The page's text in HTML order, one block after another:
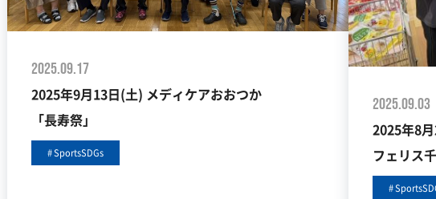
2025.09.17
2025年9月13日(土) メディケアおおつか
「長寿祭」
SportsSDGs
2025.09.03
2025年8
フェリス